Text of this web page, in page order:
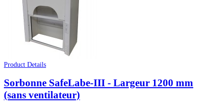
Product Details
Sorbonne SafeLabe-III - Largeur 1200 mm
(sans ventilateur)